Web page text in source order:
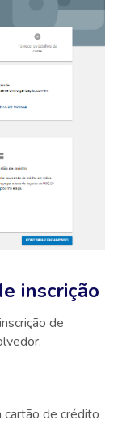
inscrição
de
de crédito